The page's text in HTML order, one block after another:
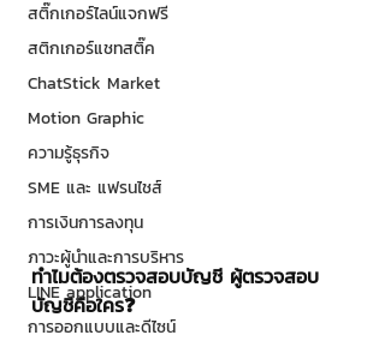
สติ๊กเกอร์ไลน์แจกฟรี
สติกเกอร์แชทสติ๊ค
ChatStick Market
Motion Graphic
ความรู้ธุรกิจ
SME และ แฟรนไชส์
การเงินการลงทุน
ภาวะผู้นำและการบริหาร
LINE application
การออกแบบและดีไซน์
ทำไมต้องตรวจสอบบัญชี ผู้ตรวจสอบ
บัญชีคือใคร❓